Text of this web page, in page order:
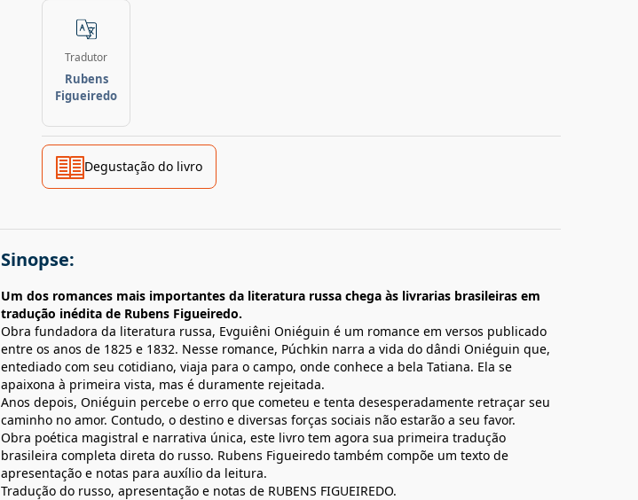
Tradutor
Rubens
Figueiredo
Degustação do livro
Sinopse:
Um dos romances mais importantes da literatura russa chega às livrarias brasileiras em
tradução inédita de Rubens Figueiredo.
Obra fundadora da literatura russa, Evguiêni Oniéguin é um romance em versos publicado
entre os anos de 1825 e 1832. Nesse romance, Púchkin narra a vida do dândi Oniéguin que,
entediado com seu cotidiano, viaja para o campo, onde conhece a bela Tatiana. Ela se
apaixona à primeira vista, mas é duramente rejeitada.
Anos depois, Oniéguin percebe o erro que cometeu e tenta desesperadamente retraçar seu
caminho no amor. Contudo, o destino e diversas forças sociais não estarão a seu favor.
Obra poética magistral e narrativa única, este livro tem agora sua primeira tradução
brasileira completa direta do russo. Rubens Figueiredo também compõe um texto de
apresentação e notas para auxílio da leitura.
Tradução do russo, apresentação e notas de RUBENS FIGUEIREDO.